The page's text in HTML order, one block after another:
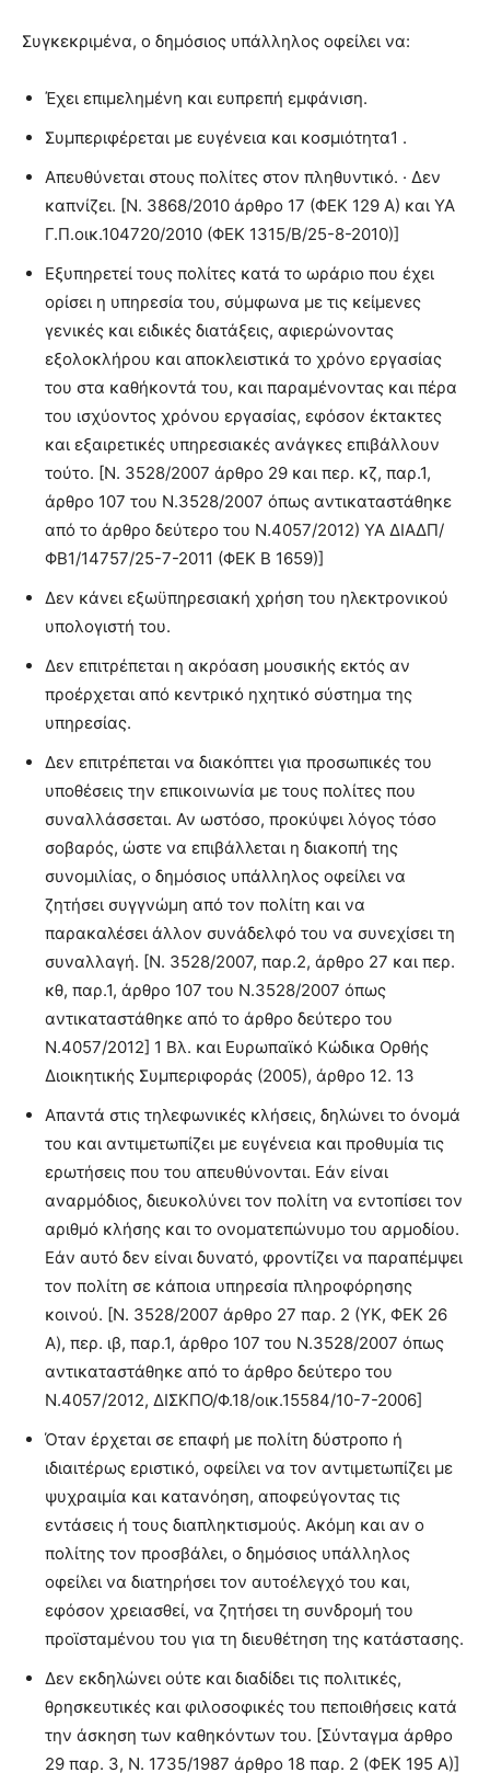
Συγκεκριμένα, ο δημόσιος υπάλληλος οφείλει να:
Έχει επιμελημένη και ευπρεπή εμφάνιση.
Συμπεριφέρεται με ευγένεια και κοσμιότητα1 .
Απευθύνεται στους πολίτες στον πληθυντικό. · Δεν
καπνίζει. [Ν. 3868/2010 άρθρο 17 (ΦΕΚ 129 Α) και ΥΑ
Γ.Π.οικ.104720/2010 (ΦΕΚ 1315/Β/25-8-2010)]
Εξυπηρετεί τους πολίτες κατά το ωράριο που έχει
ορίσει η υπηρεσία του, σύμφωνα με τις κείμενες
γενικές και ειδικές διατάξεις, αφιερώνοντας
εξολοκλήρου και αποκλειστικά το χρόνο εργασίας
του στα καθήκοντά του, και παραμένοντας και πέρα
του ισχύοντος χρόνου εργασίας, εφόσον έκτακτες
και εξαιρετικές υπηρεσιακές ανάγκες επιβάλλουν
τούτο. [Ν. 3528/2007 άρθρο 29 και περ. κζ, παρ.1,
άρθρο 107 του Ν.3528/2007 όπως αντικαταστάθηκε
από το άρθρο δεύτερο του Ν.4057/2012) ΥΑ ΔΙΑΔΠ/
ΦΒ1/14757/25-7-2011 (ΦΕΚ Β 1659)]
Δεν κάνει εξωϋπηρεσιακή χρήση του ηλεκτρονικού
υπολογιστή του.
Δεν επιτρέπεται η ακρόαση μουσικής εκτός αν
προέρχεται από κεντρικό ηχητικό σύστημα της
υπηρεσίας.
Δεν επιτρέπεται να διακόπτει για προσωπικές του
υποθέσεις την επικοινωνία με τους πολίτες που
συναλλάσσεται. Αν ωστόσο, προκύψει λόγος τόσο
σοβαρός, ώστε να επιβάλλεται η διακοπή της
συνομιλίας, ο δημόσιος υπάλληλος οφείλει να
ζητήσει συγγνώμη από τον πολίτη και να
παρακαλέσει άλλον συνάδελφό του να συνεχίσει τη
συναλλαγή. [Ν. 3528/2007, παρ.2, άρθρο 27 και περ.
κθ, παρ.1, άρθρο 107 του Ν.3528/2007 όπως
αντικαταστάθηκε από το άρθρο δεύτερο του
Ν.4057/2012] 1 Βλ. και Ευρωπαϊκό Κώδικα Ορθής
Διοικητικής Συμπεριφοράς (2005), άρθρο 12. 13
Απαντά στις τηλεφωνικές κλήσεις, δηλώνει το όνομά
του και αντιμετωπίζει με ευγένεια και προθυμία τις
ερωτήσεις που του απευθύνονται. Εάν είναι
αναρμόδιος, διευκολύνει τον πολίτη να εντοπίσει τον
αριθμό κλήσης και το ονοματεπώνυμο του αρμοδίου.
Εάν αυτό δεν είναι δυνατό, φροντίζει να παραπέμψει
τον πολίτη σε κάποια υπηρεσία πληροφόρησης
κοινού. [Ν. 3528/2007 άρθρο 27 παρ. 2 (YΚ, ΦΕΚ 26
A), περ. ιβ, παρ.1, άρθρο 107 του Ν.3528/2007 όπως
αντικαταστάθηκε από το άρθρο δεύτερο του
Ν.4057/2012, ΔΙΣΚΠΟ/Φ.18/οικ.15584/10-7-2006]
Όταν έρχεται σε επαφή με πολίτη δύστροπο ή
ιδιαιτέρως εριστικό, οφείλει να τον αντιμετωπίζει με
ψυχραιμία και κατανόηση, αποφεύγοντας τις
εντάσεις ή τους διαπληκτισμούς. Ακόμη και αν ο
πολίτης τον προσβάλει, ο δημόσιος υπάλληλος
οφείλει να διατηρήσει τον αυτοέλεγχό του και,
εφόσον χρειασθεί, να ζητήσει τη συνδρομή του
προϊσταμένου του για τη διευθέτηση της κατάστασης.
Δεν εκδηλώνει ούτε και διαδίδει τις πολιτικές,
θρησκευτικές και φιλοσοφικές του πεποιθήσεις κατά
την άσκηση των καθηκόντων του. [Σύνταγμα άρθρο
29 παρ. 3, Ν. 1735/1987 άρθρο 18 παρ. 2 (ΦΕΚ 195 Α)]